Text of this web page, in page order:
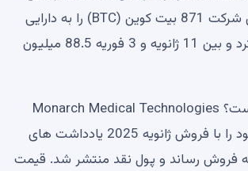
است. این بار ، این شرکت 871 بیت کوین (BTC) را به دارایی
های خود اضافه کرد و بین 11 ژانویه و 3 فوریه 88.5 میلیون
پول از کجا آمده است؟ Monarch Medical Technologies
بخشی از سهام خود را با فروش ژانویه 2025 یادداشت های
فروش رساند و پول نقد منتشر شد. قیمت